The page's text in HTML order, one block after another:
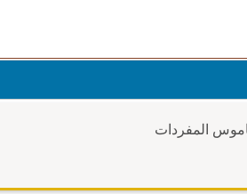
المفردات